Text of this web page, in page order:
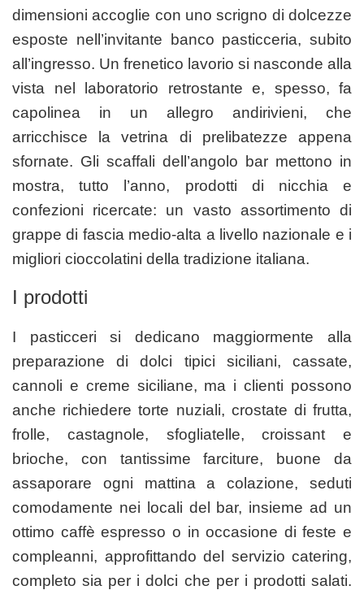
dimensioni accoglie con uno scrigno di dolcezze
esposte nell’invitante banco pasticceria, subito
all’ingresso. Un frenetico lavorio si nasconde alla
vista nel laboratorio retrostante e, spesso, fa
capolinea in un allegro andirivieni, che
arricchisce la vetrina di prelibatezze appena
sfornate. Gli scaffali dell’angolo bar mettono in
mostra, tutto l’anno, prodotti di nicchia e
confezioni ricercate: un vasto assortimento di
grappe di fascia medio-alta a livello nazionale e i
migliori cioccolatini della tradizione italiana.
I prodotti
I pasticceri si dedicano maggiormente alla
preparazione di dolci tipici siciliani, cassate,
cannoli e creme siciliane, ma i clienti possono
anche richiedere torte nuziali, crostate di frutta,
frolle, castagnole, sfogliatelle, croissant e
brioche, con tantissime farciture, buone da
assaporare ogni mattina a colazione, seduti
comodamente nei locali del bar, insieme ad un
ottimo caffè espresso o in occasione di feste e
compleanni, approfittando del servizio catering,
completo sia per i dolci che per i prodotti salati.